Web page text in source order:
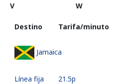
V
W
Destino Tarifa/minuto
Jamaica
Línea fija ⁦21.5p⁩